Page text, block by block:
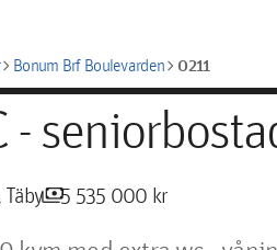
Bonum Brf Boulevardenchevron_right0211
-
payments5 535 000 kr